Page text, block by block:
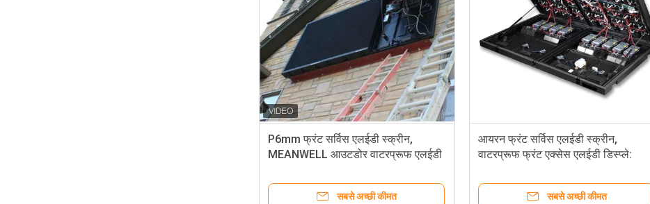
P6mm फ्रंट सर्विस एलईडी स्क्रीन,
MEANWELL आउटडोर वाटरप्रूफ एलईडी
सबसे अच्छी कीमत
आयरन फ्रंट सर्विस एलईडी स्क्रीन,
वाटरप्रूफ फ्रंट एक्सेस एलईडी डिस्प्ले:
सबसे अच्छी कीमत